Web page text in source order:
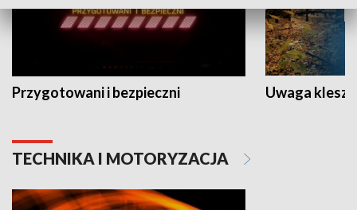
Przygotowani i bezpieczni Uwaga
TECHNIKA I MOTORYZACJA